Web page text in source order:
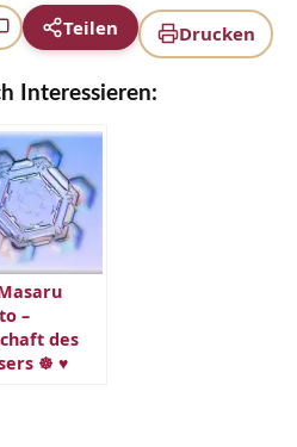
Drucken
Teilen
Interessieren:
–
des
☸ ♥